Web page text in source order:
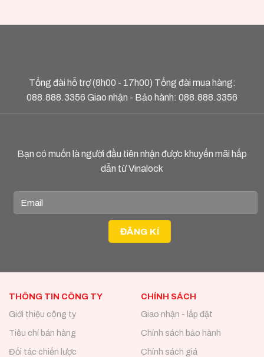
Tổng đài hỗ trợ (8h00 - 17h00) Tổng đài mua hàng:
088.888.3356 Giao nhận - Bảo hành: 088.888.3356
Bạn có muốn là người đầu tiên nhận được khuyến mãi hấp
dẫn từ Vinalock
THÔNG TIN CÔNG TY
Giới thiệu công ty
Tiêu chí bán hàng
Đối tác chiến lược
CHÍNH SÁCH
Giao nhận - lắp đặt
Chính sách bảo hành
Chính sách giá